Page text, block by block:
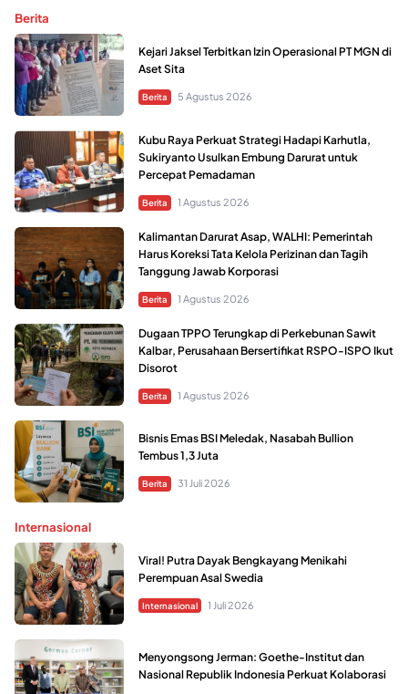
Berita
Kejari Jaksel Terbitkan Izin Operasional PT MGN di
Aset Sita
Berita 5 Agustus 2026
Kubu Raya Perkuat Strategi Hadapi Karhutla,
Sukiryanto Usulkan Embung Darurat untuk
Percepat Pemadaman
Berita 1 Agustus 2026
Kalimantan Darurat Asap, WALHI: Pemerintah
Harus Koreksi Tata Kelola Perizinan dan Tagih
Tanggung Jawab Korporasi
Berita 1 Agustus 2026
Dugaan TPPO Terungkap di Perkebunan Sawit
Kalbar, Perusahaan Bersertifikat RSPO-ISPO Ikut
Disorot
Berita 1 Agustus 2026
Bisnis Emas BSI Meledak, Nasabah Bullion
Tembus 1,3 Juta
Berita 31 Juli 2026
Internasional
Viral! Putra Dayak Bengkayang Menikahi
Perempuan Asal Swedia
Internasional 1 Juli 2026
Menyongsong Jerman: Goethe-Institut dan
Nasional Republik Indonesia Perkuat Kolaborasi